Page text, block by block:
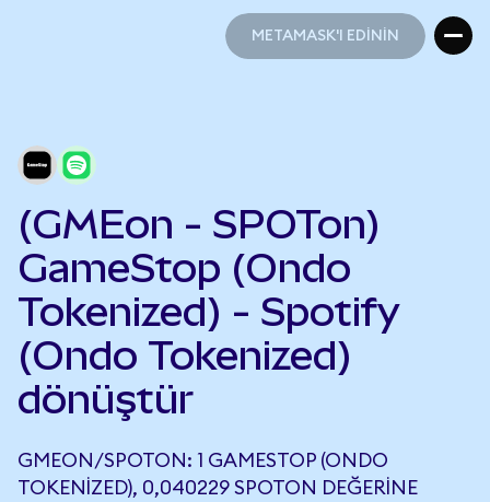
METAMASK'I EDİNİN
(GMEon - SPOTon)
GameStop (Ondo
Tokenized) - Spotify
(Ondo Tokenized)
dönüştür
GMEON/SPOTON: 1 GAMESTOP (ONDO
TOKENIZED), 0,040229 SPOTON DEĞERINE